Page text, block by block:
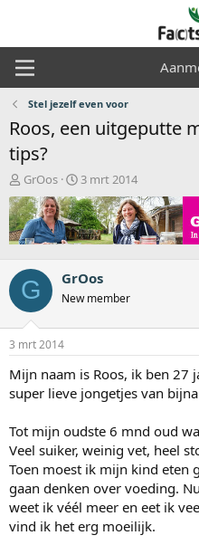
Stel jezelf even voor
Roos, een uitgeputte
tips?
O
n
d
e
r
e
r
p
s
t
a
r
t
e
GrOos
S
t
a
r
t
a
t
m
3 mrt 2014
G GrOos
New member
3 mrt 2014
Mijn naam is Roos, ik ben 27
super lieve jongetjes van
Tot mijn oudste 6 mnd oud
Veel suiker, weinig vet, heel
Toen moest ik mijn kind eten
gaan denken over voeding.
weet ik véél meer en eet ik
vind ik het erg moeilijk.